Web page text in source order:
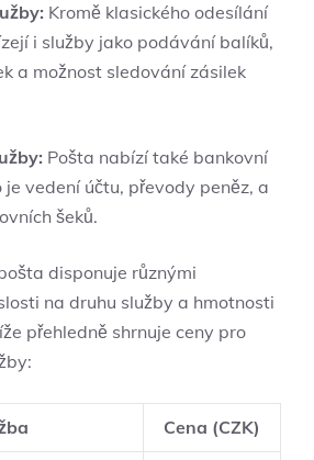
Kromě klasického odesílání
i služby jako podávání balíků,
a možnost sledování zásilek
Pošta nabízí také bankovní
je vedení účtu, převody peněz, a
šeků.
disponuje různými
na druhu služby a hmotnosti
přehledně shrnuje ceny pro
Cena (CZK)